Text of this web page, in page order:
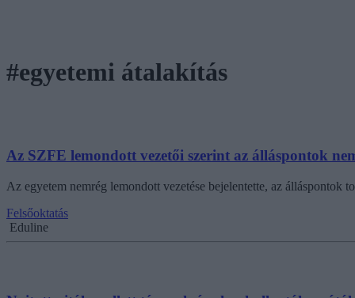
#egyetemi átalakítás
Az SZFE lemondott vezetői szerint az álláspontok
Az egyetem nemrég lemondott vezetése bejelentette, az álláspontok
Felsőoktatás
Eduline